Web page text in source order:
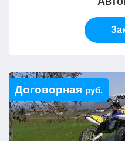
Договорная руб.